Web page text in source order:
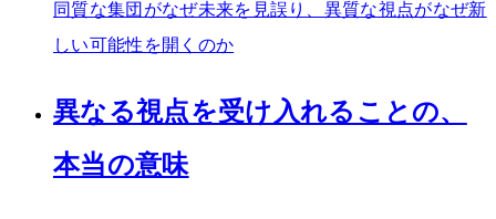
同質な集団がなぜ未来を見誤り、異質な視点がなぜ新
しい可能性を開くのか
異なる視点を受け入れることの、
本当の意味